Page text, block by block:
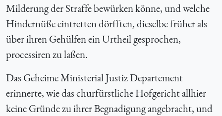
Milderung der Straffe bewürken könne, und welche
Hindernüße eintretten dörfften, dieselbe früher als
über ihren Gehülfen ein Urtheil gesprochen,
processiren zu laßen.
Das Geheime Ministerial Justiz Departement
erinnerte, wie das churfürstliche Hofgericht allhier
keine Gründe zu ihrer Begnadigung angebracht, und